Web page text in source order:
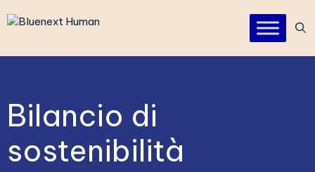
al
Bilancio di
sostenibilità